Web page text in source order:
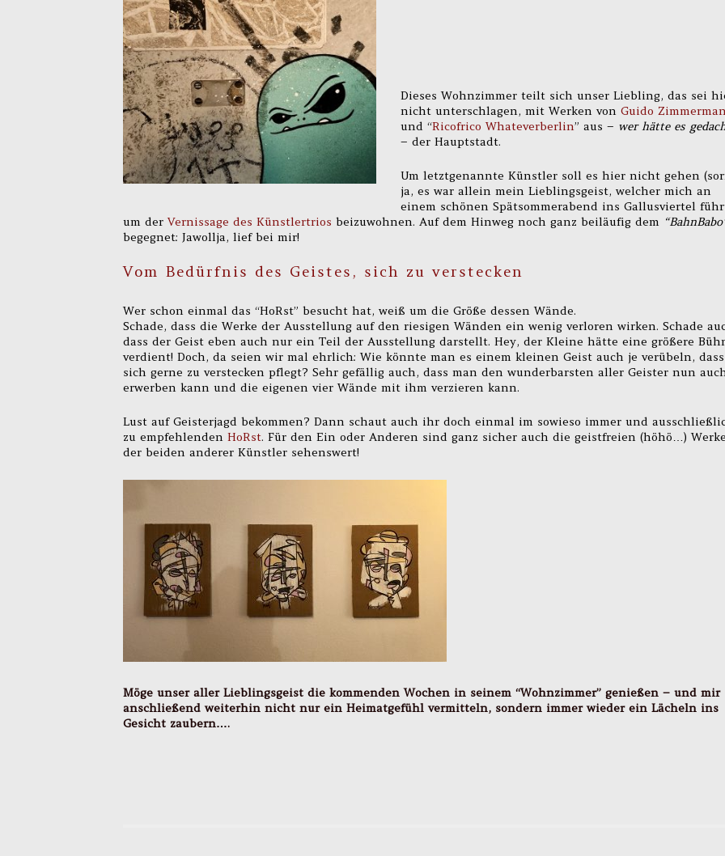
Dieses Wohnzimmer teilt sich unser Liebling, das sei
nicht unterschlagen, mit Werken von Guido
und “Ricofrico Whateverberlin” aus – wer hätte es
– der Hauptstadt.
Um letztgenannte Künstler soll es hier nicht gehen
ja, es war allein mein Lieblingsgeist, welcher mich an
einem schönen Spätsommerabend ins Gallusviertel
um derVernissage des Künstlertrios beizuwohnen. Auf dem Hinweg noch ganz beiläufig dem
begegnet: Jawollja, lief bei mir!
Vom Bedürfnis des Geistes, sich zu verstecken
Wer schon einmal das “HoRst” besucht hat, weiß um die Größe dessen Wände.
Schade, dass die Werke der Ausstellung auf den riesigen Wänden ein wenig verloren wirken. Schade
dass der Geist eben auch nur ein Teil der Ausstellung darstellt. Hey, der Kleine hätte eine größere
verdient! Doch, da seien wir mal ehrlich: Wie könnte man es einem kleinen Geist auch je verübeln,
sich gerne zu verstecken pflegt? Sehr gefällig auch, dass man den wunderbarsten aller Geister nun auch
erwerben kann und die eigenen vier Wände mit ihm verzieren kann.
Lust auf Geisterjagd bekommen? Dann schaut auch ihr doch einmal im sowieso immer und
zu empfehlenden HoRst. Für den Ein oder Anderen sind ganz sicher auch die geistfreien (höhö…) Werke
der beiden anderer Künstler sehenswert!
Möge unser aller Lieblingsgeist die kommenden Wochen in seinem “Wohnzimmer” genießen – und mir
anschließend weiterhin nicht nur ein Heimatgefühl vermitteln, sondern immer wieder ein Lächeln ins
Gesicht zaubern….